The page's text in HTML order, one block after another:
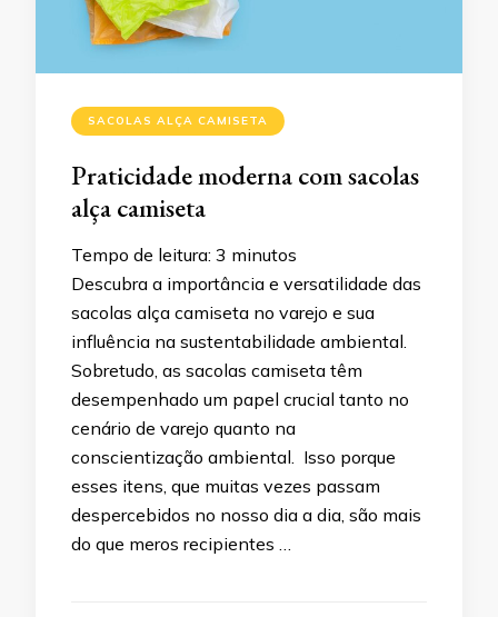
SACOLAS ALÇA CAMISETA
Praticidade moderna com sacolas
alça camiseta
Tempo de leitura: 3 minutos
Descubra a importância e versatilidade das
sacolas alça camiseta no varejo e sua
influência na sustentabilidade ambiental.
Sobretudo, as sacolas camiseta têm
desempenhado um papel crucial tanto no
cenário de varejo quanto na
conscientização ambiental. Isso porque
esses itens, que muitas vezes passam
despercebidos no nosso dia a dia, são mais
do que meros recipientes …